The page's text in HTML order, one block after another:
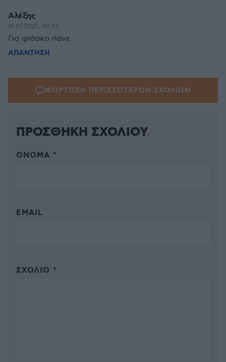
Αλέξης
16.07.2025, 00:53
Για φιάσκο πάνε.
ΑΠΑΝΤΗΣΗ
ΦΟΡΤΩΣΗ ΠΕΡΙΣΣΟΤΕΡΩΝ ΣΧΟΛΙΩΝ
ΠΡΟΣΘΗΚΗ ΣΧΟΛΙΟΥ
ΌΝΟΜΑ *
EMAIL
ΣΧΌΛΙΟ *